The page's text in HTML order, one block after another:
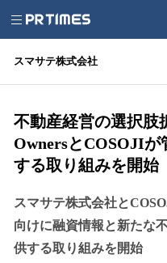
スマサテ株式会社
不動産経営の選択肢
OwnersとCOSOJI
する取り組みを開始
スマサテ株式会社と
向けに融資情報と新たな
供する取り組みを開始